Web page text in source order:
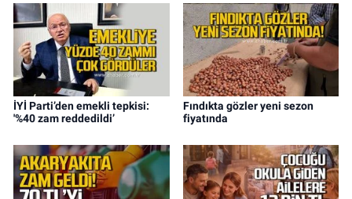
İYİ Parti’den emekli tepkisi:
'%40 zam reddedildi’
Fındıkta gözler yeni sezon
fiyatında